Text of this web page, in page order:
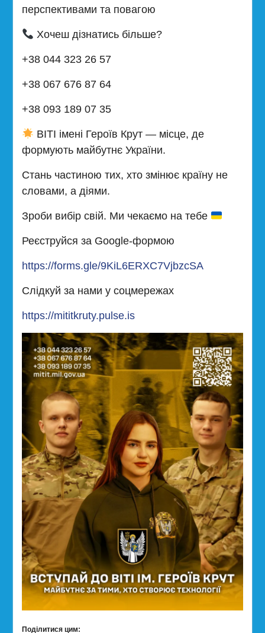
перспективами та повагою
Хочеш дізнатись більше?
+38 044 323 26 57
+38 067 676 87 64
+38 093 189 07 35
ВІТІ імені Героїв Крут — місце, де
формують майбутнє України.
Стань частиною тих, хто змінює країну не
словами, а діями.
Зроби вибір свій. Ми чекаємо на тебе
Реєструйся за Google-формою
https://forms.gle/9KiL6ERXC7VjbzcSA
Слідкуй за нами у соцмережах
https://mititkruty.pulse.is
Поділитися цим: